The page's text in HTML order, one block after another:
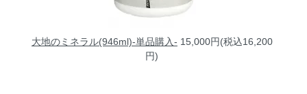
大地のミネラル(946ml)-単品購入- 15,000円(税込16,200
円)